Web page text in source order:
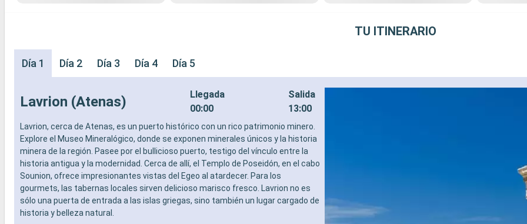
TU ITINERARIO
Día 1 Día 2 Día 3 Día 4 Día 5
Lavrion (Atenas)
Llegada
00:00
Salida
13:00
Lavrion, cerca de Atenas, es un puerto histórico con un rico patrimonio minero.
Explore el Museo Mineralógico, donde se exponen minerales únicos y la historia
minera de la región. Pasee por el bullicioso puerto, testigo del vínculo entre la
historia antigua y la modernidad. Cerca de allí, el Templo de Poseidón, en el cabo
Sounion, ofrece impresionantes vistas del Egeo al atardecer. Para los
gourmets, las tabernas locales sirven delicioso marisco fresco. Lavrion no es
sólo una puerta de entrada a las islas griegas, sino también un lugar cargado de
historia y belleza natural.